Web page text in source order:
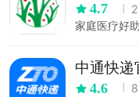
4.7
家庭医疗好
中通快
4.6